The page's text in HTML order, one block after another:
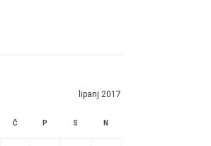
lipanj 2017
Č P S N